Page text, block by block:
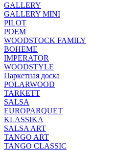
GALLERY
GALLERY MINI
PILOT
POEM
WOODSTOCK FAMILY
BOHEME
IMPERATOR
WOODSTYLE
Паркетная доска
POLARWOOD
TARKETT
SALSA
EUROPARQUET
KLASSIKA
SALSA ART
TANGO ART
TANGO CLASSIC